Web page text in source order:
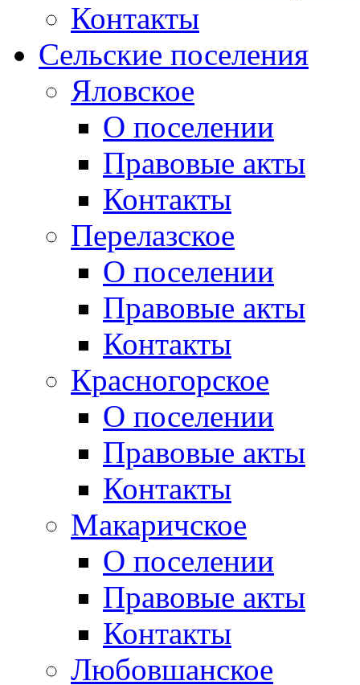
Контакты
Сельские поселения
Яловское
О поселении
Правовые акты
Контакты
Перелазское
О поселении
Правовые акты
Контакты
Красногорское
О поселении
Правовые акты
Контакты
Макаричское
О поселении
Правовые акты
Контакты
Любовшанское